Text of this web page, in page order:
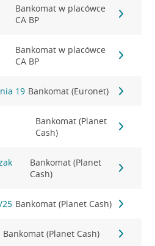
Bankomat w placówce
CA BP
Bankomat w placówce
CA BP
19 Bankomat (Euronet)
Bankomat (Planet
Cash)
Bankomat (Planet
Cash)
25 Bankomat (Planet Cash)
Bankomat (Planet Cash)